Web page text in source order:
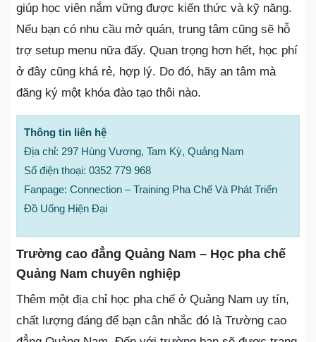
giúp học viên nắm vững được kiến thức và kỹ năng.
Nếu bạn có nhu cầu mở quán, trung tâm cũng sẽ hỗ
trợ setup menu nữa đấy. Quan trọng hơn hết, học phí
ở đây cũng khá rẻ, hợp lý. Do đó, hãy an tâm mà
đăng ký một khóa đào tạo thôi nào.
Thông tin liên hệ
Địa chỉ: 297 Hùng Vương, Tam Kỳ, Quảng Nam
Số điện thoại: 0352 779 968
Fanpage: Connection – Training Pha Chế Và Phát Triển
Đồ Uống Hiện Đại
Trường cao đẳng Quảng Nam – Học pha chế
Quảng Nam chuyên nghiệp
Thêm một địa chỉ học pha chế ở Quảng Nam uy tín,
chất lượng đáng để bạn cân nhắc đó là Trường cao